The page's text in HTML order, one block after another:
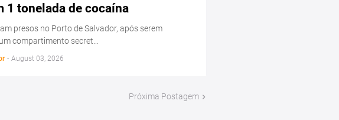
1 tonelada de cocaína
presos no Porto de Salvador, após serem
compartimento secret…
- August 03, 2026
Próxima Postagem